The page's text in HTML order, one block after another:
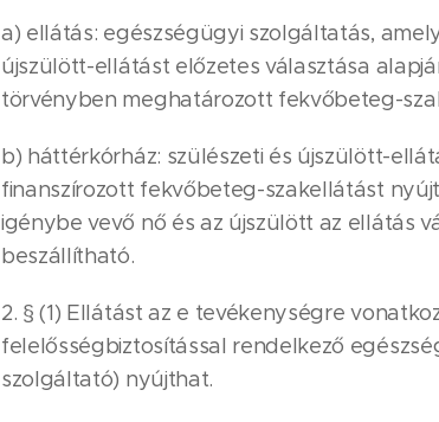
a) ellátás: egészségügyi szolgáltatás,
újszülött-ellátást előzetes választása
törvényben meghatározott fekvőbeteg-
b) háttérkórház: szülészeti és újszülött-
finanszírozott fekvőbeteg-szakellátást
igénybe vevő nő és az újszülött az ellátás
beszállítható.
2. § (1) Ellátást az e tevékenységre
felelősségbiztosítással rendelkező
szolgáltató) nyújthat.